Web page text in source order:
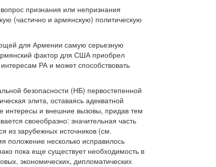
признания или непризнания
(частично и армянскую) политическую
для Армении самую серьезную
фактор для США приобрел
РА и может способствовать
безопасности (НБ) первостепенной
элита, оставаясь адекватной
интересы и внешние вызовы, придав тем
своеобразно: значительная часть
из зарубежных источников (см.
положение несколько исправилось
пока еще существует необходимость в
экономических, дипломатических